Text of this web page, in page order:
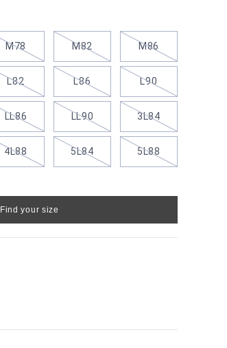
M78 M82 M86
L82 L86 L90
LL86 LL90 3L84
4L88 5L84 5L88
Find your size